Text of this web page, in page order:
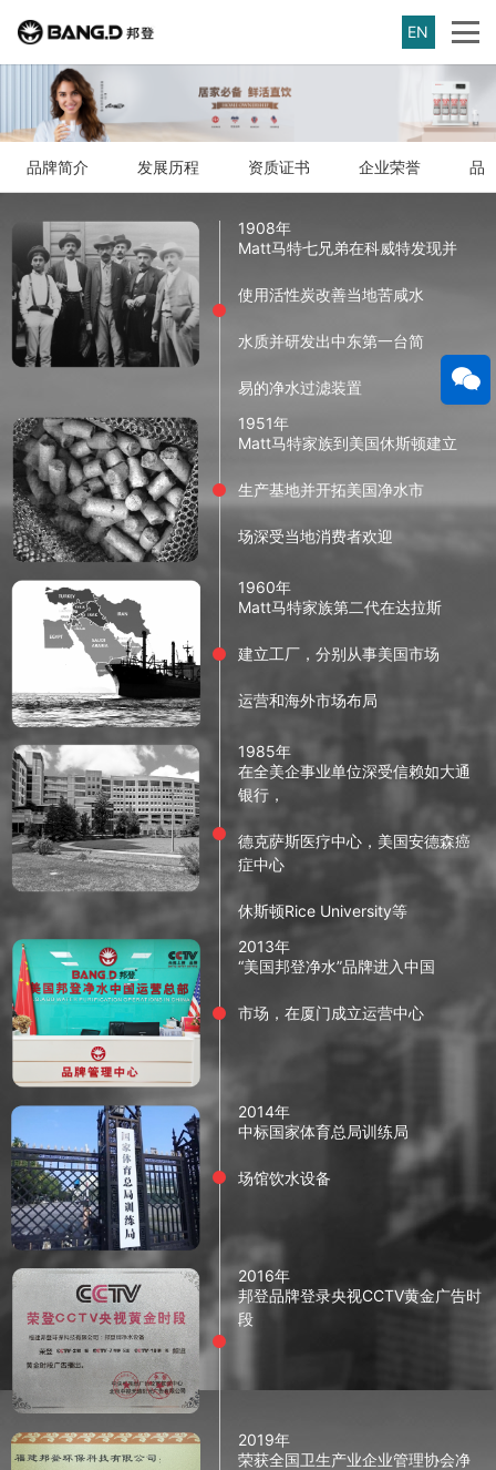
EN
品牌简介 发展历程 资质证书 企业荣誉 品
1908年
Matt马特七兄弟在科威特发现并
使用活性炭改善当地苦咸水
水质并研发出中东第一台简
易的净水过滤装置
1951年
Matt马特家族到美国休斯顿建立
生产基地并开拓美国净水市
场深受当地消费者欢迎
1960年
Matt马特家族第二代在达拉斯
建立工厂，分别从事美国市场
运营和海外市场布局
1985年
在全美企事业单位深受信赖如大通
银行，
德克萨斯医疗中心，美国安德森癌
症中心
休斯顿Rice University等
2013年
“美国邦登净水”品牌进入中国
市场，在厦门成立运营中心
2014年
中标国家体育总局训练局
场馆饮水设备
2016年
邦登品牌登录央视CCTV黄金广告时
段
2019年
荣获全国卫生产业企业管理协会净